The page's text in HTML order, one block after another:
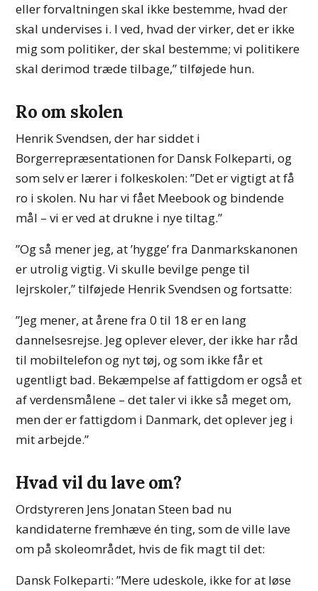
eller forvaltningen skal ikke bestemme, hvad der
skal undervises i. I ved, hvad der virker, det er ikke
mig som politiker, der skal bestemme; vi politikere
skal derimod træde tilbage,” tilføjede hun.
Ro om skolen
Henrik Svendsen, der har siddet i
Borgerrepræsentationen for Dansk Folkeparti, og
som selv er lærer i folkeskolen: ”Det er vigtigt at få
ro i skolen. Nu har vi fået Meebook og bindende
mål – vi er ved at drukne i nye tiltag.”
”Og så mener jeg, at ’hygge’ fra Danmarkskanonen
er utrolig vigtig. Vi skulle bevilge penge til
lejrskoler,” tilføjede Henrik Svendsen og fortsatte:
”Jeg mener, at årene fra 0 til 18 er en lang
dannelsesrejse. Jeg oplever elever, der ikke har råd
til mobiltelefon og nyt tøj, og som ikke får et
ugentligt bad. Bekæmpelse af fattigdom er også et
af verdensmålene – det taler vi ikke så meget om,
men der er fattigdom i Danmark, det oplever jeg i
mit arbejde.”
Hvad vil du lave om?
Ordstyreren Jens Jonatan Steen bad nu
kandidaterne fremhæve én ting, som de ville lave
om på skoleområdet, hvis de fik magt til det:
Dansk Folkeparti: ”Mere udeskole, ikke for at løse